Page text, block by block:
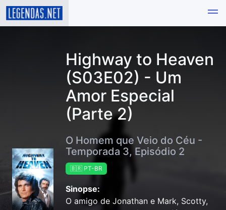
Highway to Heaven
(S03E02) - Um
Amor Especial
(Parte 2)
O Homem que Veio do Céu -
Temporada 3, Episódio 2
🇧🇷 PT-BR
Sinopse:
O amigo de Jonathan e Mark, Scotty,